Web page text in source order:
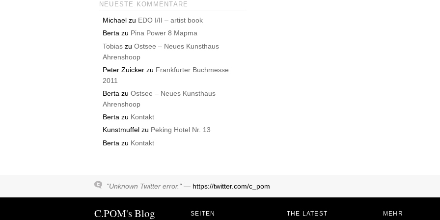
NEUESTE KOMMENTARE
Michael zu EDO I/II – artist book
Berta zu Pina Power 8 Mapma
Tobias zuOstsee – Neues Kunsthaus
Ahrenshoop
Peter Zuicker zu Frankfurter Buchmesse
2011
Berta zuOstsee – Neues Kunsthaus
Ahrenshoop
Berta zu Kontakt
Kunstmuffel zu Peking Hotel Nr. 13
Berta zu Kontakt
"Unknown Twitter error." — https://twitter.com/c_pom
C.POM's Blog SEITEN THE LATEST MEHR